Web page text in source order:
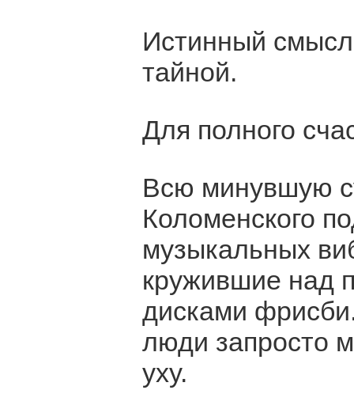
Истинный
тайной.
Для полного
Всю минувшую
Коломенского
музыкальных
кружившие над
дисками
люди запросто
уху.